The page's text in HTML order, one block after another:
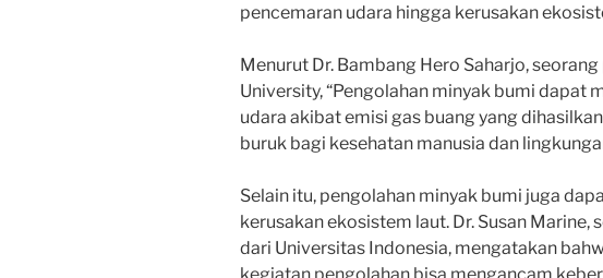
pencemaran udara hingga kerusakan
Menurut Dr. Bambang Hero Saharjo,
University, “Pengolahan minyak bumi dapat
udara akibat emisi gas buang yang
buruk bagi kesehatan manusia dan
Selain itu, pengolahan minyak bumi juga
kerusakan ekosistem laut. Dr. Susan Marine,
dari Universitas Indonesia, mengatakan